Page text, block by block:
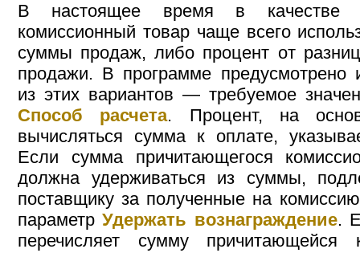
В настоящее время в качестве
комиссионный товар чаще всего
суммы продаж, либо процент от
продажи. В программе предусмотрено
из этих вариантов — требуемое
Способ расчета. Процент, на
вычисляться сумма к оплате,
Если сумма причитающегося
должна удерживаться из суммы,
поставщику за полученные на
параметрУдержать вознаграждение.
перечисляет сумму